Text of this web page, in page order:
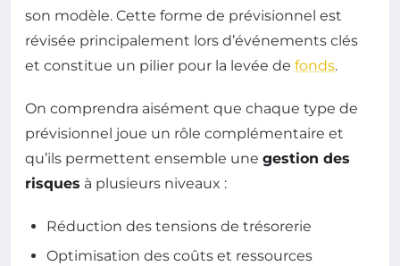
son modèle. Cette forme de prévisionnel est
révisée principalement lors d’événements clés
et constitue un pilier pour la levée de fonds.
On comprendra aisément que chaque type de
prévisionnel joue un rôle complémentaire et
qu’ils permettent ensemble une gestion des
risques à plusieurs niveaux :
Réduction des tensions de trésorerie
Optimisation des coûts et ressources